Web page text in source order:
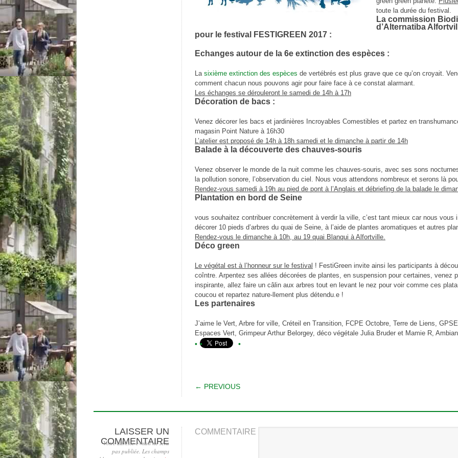
toute la durée du festival.
La commission
d’Alternatiba
pour le festival FESTIGREEN 2017 :
Echanges autour de la 6e extinction des espèces :
La sixième extinction des espèces de vertébrés est plus grave que ce qu’on croyait.
comment chacun nous pouvons agir pour faire face à ce constat alarmant.
Les échanges se dérouleront le samedi de 14h à 17h
Décoration de bacs :
Venez décorer les bacs et jardinières Incroyables Comestibles et partez en
magasin Point Nature à 16h30
L’atelier est proposé de 14h à 18h samedi et le dimanche à partir de 14h
Balade à la découverte des chauves-souris
Venez observer le monde de la nuit comme les chauves-souris, avec ses sons
la pollution sonore, l’observation du ciel. Nous vous attendons nombreux et serons là
Rendez-vous samedi à 19h au pied de pont à l’Anglais et débriefing de la balade le
Plantation en bord de Seine
vous souhaitez contribuer concrètement à verdir la ville, c’est tant mieux car nous
décorer 10 pieds d’arbres du quai de Seine, à l’aide de plantes aromatiques et autres
Rendez-vous le dimanche à 10h, au 19 quai Blanqui à Alfortville.
Déco green
Le végétal est à l’honneur sur le festival ! FestiGreen invite ainsi les participants à
coîntre. Arpentez ses allées décorées de plantes, en suspension pour certaines, venez
inspirante, allez faire un câlin aux arbres tout en levant le nez pour voir comme ces
coucou et repartez nature-llement plus détendu.e !
Les partenaires
J’aime le Vert, Arbre for ville, Créteil en Transition, FCPE Octobre, Terre de Liens,
Espaces Vert, Grimpeur Arthur Belorgey, déco végétale Julia Bruder et Mamie R,
POST NAVIGATION
← PREVIOUS
LAISSER UN
COMMENTAIRE
Votre adresse e-mail ne sera
pas publiée. Les champs
COMMENTAIRE